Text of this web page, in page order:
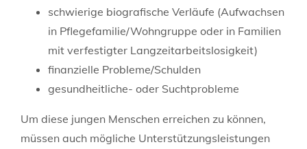
schwierige biografische Verläufe (Aufwachsen
in Pflegefamilie/Wohngruppe oder in Familien
mit verfestigter Langzeitarbeitslosigkeit)
finanzielle Probleme/Schulden
gesundheitliche- oder Suchtprobleme
Um diese jungen Menschen erreichen zu können,
müssen auch mögliche Unterstützungsleistungen